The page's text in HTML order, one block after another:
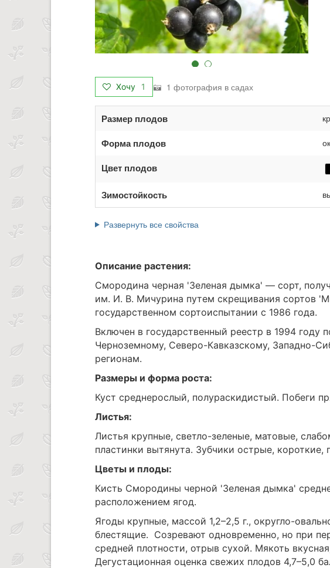
Хочу 1 1 фотография в садах
Размер плодов
Форма плодов
Цвет плодов
Зимостойкость
Развернуть все свойства
Описание растения:
Смородина черная 'Зеленая дымка' — сорт,
им. И. В. Мичурина путем скрещивания сортов
государственном сортоиспытании с 1986 года.
Включен в государственный реестр в 1994 году
Черноземному, Северо-Кавказскому, Западно-
регионам.
Размеры и форма роста:
Куст среднерослый, полураскидистый. Побеги
Листья:
Листья крупные, светло-зеленые, матовые,
пластинки вытянута. Зубчики острые, короткие,
Цветы и плоды:
Кисть Смородины черной 'Зеленая дымка'
расположением ягод.
Ягоды крупные, массой 1,2–2,5 г., округло-
блестящие. Созревают одновременно, но при
средней плотности, отрыв сухой. Мякоть
Дегустационная оценка свежих плодов 4,7­–5,0